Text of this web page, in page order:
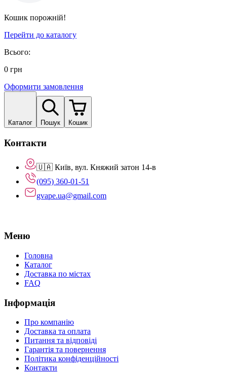
Кошик порожній!
Перейти до каталогу
Всього:
0 грн
Оформити замовлення
Каталог Пошук Кошик
Контакти
🇺🇦 Київ, вул. Княжий затон 14-в
(095) 360-01-51
gvape.ua@gmail.com
Меню
Головна
Каталог
Доставка по містах
FAQ
Інформація
Про компанію
Доставка та оплата
Питання та відповіді
Гарантія та повернення
Політика конфіденційності
Контакти